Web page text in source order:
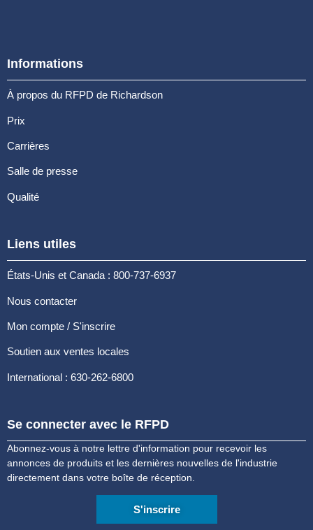
Informations
À propos du RFPD de Richardson
Prix
Carrières
Salle de presse
Qualité
Liens utiles
États-Unis et Canada : 800-737-6937
Nous contacter
Mon compte / S'inscrire
Soutien aux ventes locales
International : 630-262-6800
Se connecter avec le RFPD
Abonnez-vous à notre lettre d'information pour recevoir les
annonces de produits et les dernières nouvelles de l'industrie
directement dans votre boîte de réception.
S'inscrire